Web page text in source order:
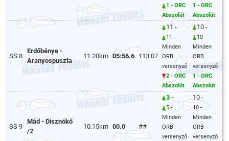
1 - ORC
Abszolút
1 - ORC
Abszolút
SS 8
Erdőbénye -
Aranyospuszta
11.20km 05:56.6 113.07
11 -
11 -
Minden
ORB
versenyző
2 - ORC
Abszolút
10 -
10 -
Minden
ORB
versenyző
1 - ORC
Abszolút
SS 9
Mád - Disznókő
/2
10.15km 00.0 ##
3 -
5 -
Minden
ORB
versenyző
10 -
10 -
Minden
ORB
versenyző